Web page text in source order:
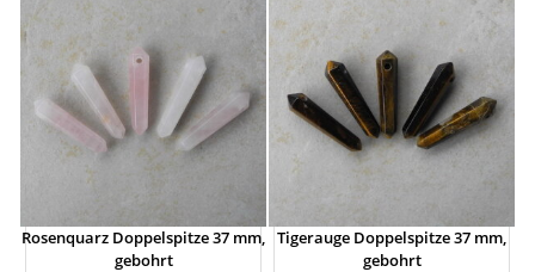
Rosenquarz Doppelspitze 37 mm,
gebohrt
Tigerauge Doppelspitze 37 mm,
gebohrt